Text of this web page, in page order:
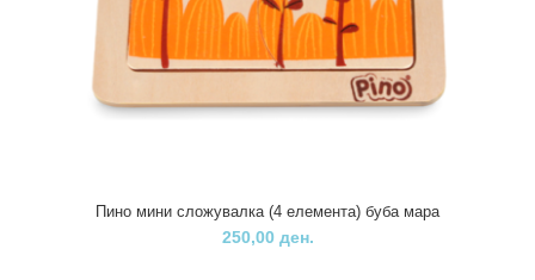
Пино играчка со зглоб Жирафа
180,00 ден.
3 годиниДимензии: 4.5×17.5 ..
Пино мини сложувалка (4 елемента) буба мара
250,00 ден.